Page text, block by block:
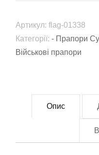
(flag-
01338)
кількість
Артикул: flag-01338
Категорії: - Прапори
Військові прапори
Опис